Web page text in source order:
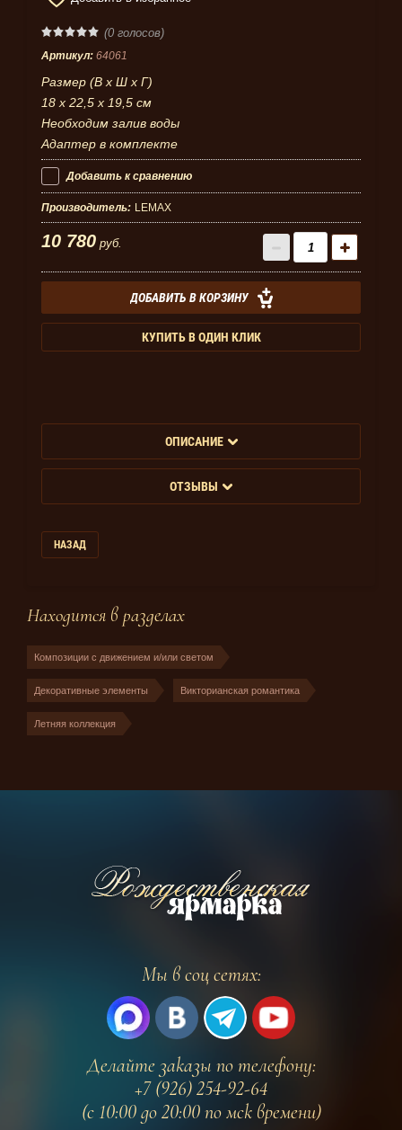
(0 голосов)
Артикул: 64061
Размер (В x Ш x Г)
18 x 22,5 x 19,5 см
Необходим залив воды
Адаптер в комплекте
Добавить к сравнению
Производитель: LEMAX
10 780 руб.
ДОБАВИТЬ В КОРЗИНУ
КУПИТЬ В ОДИН КЛИК
ОПИСАНИЕ
ОТЗЫВЫ
НАЗАД
Находится в разделах
Композиции с движением и/или светом
Декоративные элементы Викторианская романтика
Летняя коллекция
Мы в соц сетях:
Делайте заказы по телефону:
+7 (926) 254-92-64
(с 10:00 до 20:00 по мск времени)